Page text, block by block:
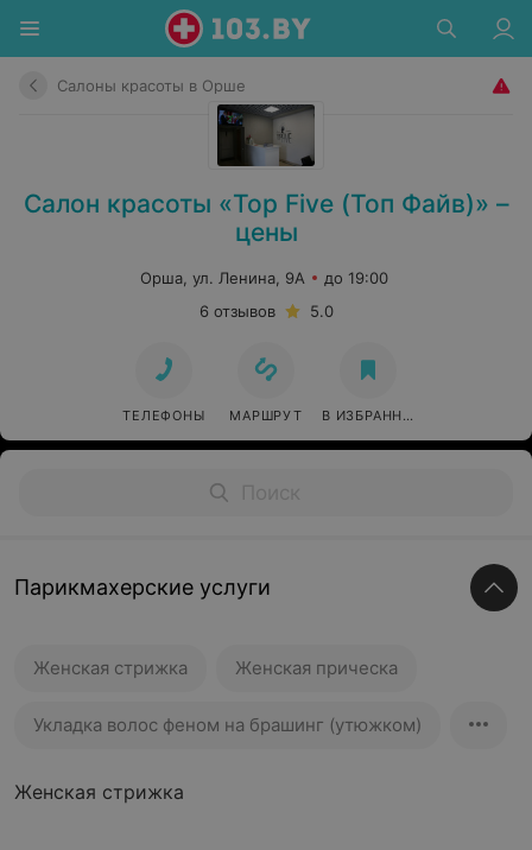
Салоны красоты в Орше
Салон красоты «Top Five (Топ Файв)» –
цены
Орша, ул. Ленина, 9А
до 19:00
6 отзывов
5.0
ТЕЛЕФОНЫ МАРШРУТ В ИЗБРАННОЕ
Парикмахерские услуги
Женская стрижка Женская прическа
Укладка волос феном на брашинг (утюжком)
Женская стрижка